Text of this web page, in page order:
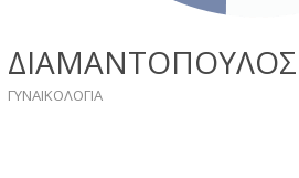
ΓΥΝΑΙΚΟΛΟΓIA